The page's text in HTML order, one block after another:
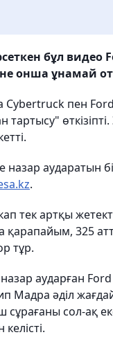
бұл видео
онша ұнамай
пен Ford
тартысу"
назар аударатын
.
тек артқы
қарапайым, 325
тұр.
аударған Ford
Мадра әділ
сұрағаны сол-ақ